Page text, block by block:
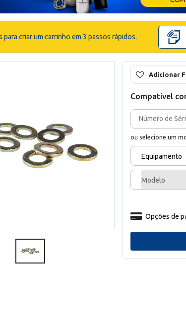
criar um carrinho em 3 passos rápidos.
Adicionar
Compativel
ou selecione um
Equipamento
Modelo
Opções de